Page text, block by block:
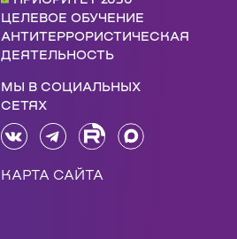
ЦЕЛЕВОЕ ОБУЧЕНИЕ
АНТИТЕРРОРИСТИЧЕСКАЯ
ДЕЯТЕЛЬНОСТЬ
МЫ В СОЦИАЛЬНЫХ
СЕТЯХ
КАРТА САЙТА